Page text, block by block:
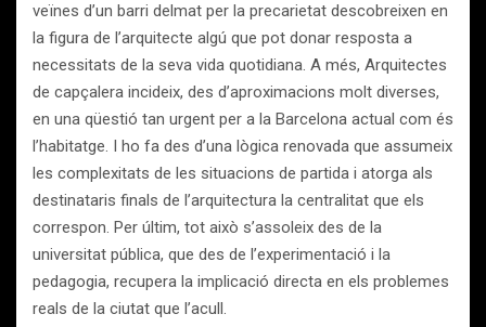
veïnes d’un barri delmat per la precarietat descobreixen en
la figura de l’arquitecte algú que pot donar resposta a
necessitats de la seva vida quotidiana. A més, Arquitectes
de capçalera incideix, des d’aproximacions molt diverses,
en una qüestió tan urgent per a la Barcelona actual com és
l’habitatge. I ho fa des d’una lògica renovada que assumeix
les complexitats de les situacions de partida i atorga als
destinataris finals de l’arquitectura la centralitat que els
correspon. Per últim, tot això s’assoleix des de la
universitat pública, que des de l’experimentació i la
pedagogia, recupera la implicació directa en els problemes
reals de la ciutat que l’acull.